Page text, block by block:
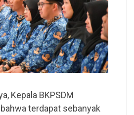
Kepala BKPSDM
terdapat sebanyak